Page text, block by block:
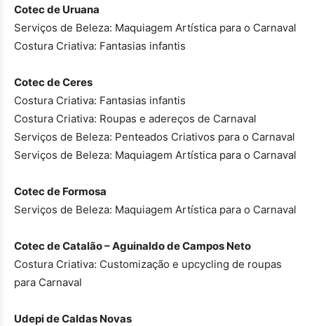
Cotec de Uruana
Serviços de Beleza: Maquiagem Artística para o Carnaval
Costura Criativa: Fantasias infantis
Cotec de Ceres
Costura Criativa: Fantasias infantis
Costura Criativa: Roupas e adereços de Carnaval
Serviços de Beleza: Penteados Criativos para o Carnaval
Serviços de Beleza: Maquiagem Artística para o Carnaval
Cotec de Formosa
Serviços de Beleza: Maquiagem Artística para o Carnaval
Cotec de Catalão – Aguinaldo de Campos Neto
Costura Criativa: Customização e upcycling de roupas
para Carnaval
Udepi de Caldas Novas